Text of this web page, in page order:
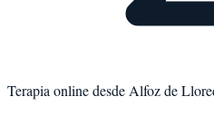
Terapia online desdeAlfoz de